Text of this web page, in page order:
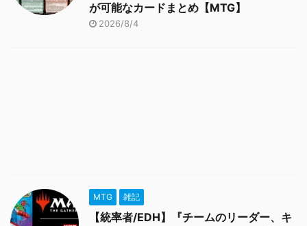
が可能なカードまとめ【MTG】
2026/8/4
MTG 雑記
【統率者/EDH】『チームのリーダー、キ